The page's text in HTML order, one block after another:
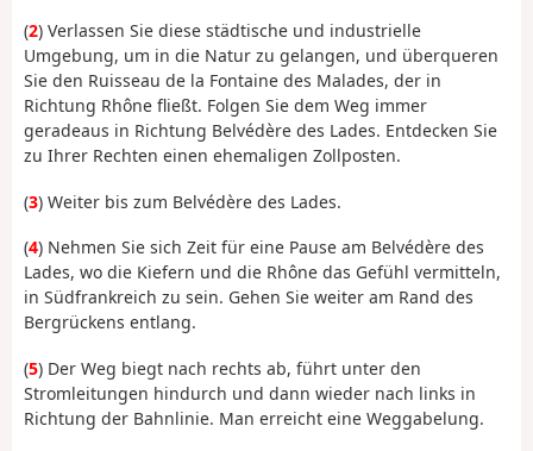
(2) Verlassen Sie diese städtische und industrielle
Umgebung, um in die Natur zu gelangen, und überqueren
Sie den Ruisseau de la Fontaine des Malades, der in
Richtung Rhône fließt. Folgen Sie dem Weg immer
geradeaus in Richtung Belvédère des Lades. Entdecken Sie
zu Ihrer Rechten einen ehemaligen Zollposten.
(3) Weiter bis zum Belvédère des Lades.
(4) Nehmen Sie sich Zeit für eine Pause am Belvédère des
Lades, wo die Kiefern und die Rhône das Gefühl vermitteln,
in Südfrankreich zu sein. Gehen Sie weiter am Rand des
Bergrückens entlang.
(5) Der Weg biegt nach rechts ab, führt unter den
Stromleitungen hindurch und dann wieder nach links in
Richtung der Bahnlinie. Man erreicht eine Weggabelung.